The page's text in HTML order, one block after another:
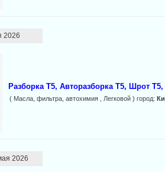
2026
Разборка Т5, Авторазборка Т5, Шрот
( Масла, фильтра, автохимия , Легковой ) город:
2026